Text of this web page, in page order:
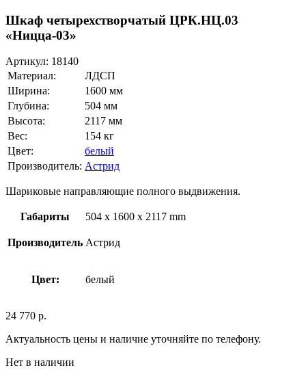
Шкаф четырехстворчатый ЦРК.НЦ.03
«Ницца-03»
Артикул: 18140
Материал:
ЛДСП
Ширина:
1600 мм
Глубина:
504 мм
Высота:
2117 мм
Вес:
154 кг
Цвет:
белый
Производитель: Астрид
Шариковые направляющие полного выдвижения.
Габариты 504 x 1600 x 2117 mm
Производитель Астрид
Цвет: белый
24 770 р.
Актуальность цены и наличие уточняйте по телефону.
Нет в наличии